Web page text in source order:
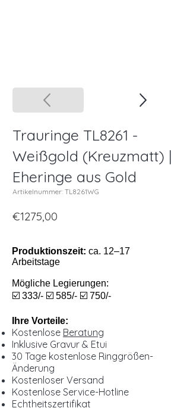
Trauringe TL8261 -
Weißgold (Kreuzmatt) |
Eheringe aus Gold
Artikelnummer: TL8261WG
€1275,00
Produktionszeit: ca. 12–17
Arbeitstage
Mögliche Legierungen:
☑️ 333/- ☑️ 585/- ☑️ 750/-
Ihre Vorteile:
Kostenlose Beratung
Inklusive Gravur & Etui
30 Tage kostenlose Ringgrößen-
Änderung
Kostenloser Versand
Kostenlose Service-Hotline
Echtheitszertifikat